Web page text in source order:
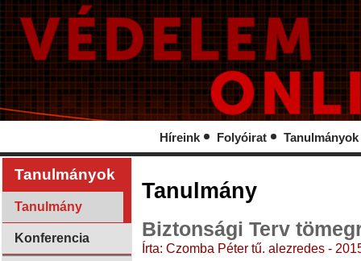
Híreink Folyóirat Tanulmányok
Tanulmányok
Tanulmány
Konferencia
Tanulmány
Biztonsági Terv
Írta: Czomba Péter tű. alezredes -